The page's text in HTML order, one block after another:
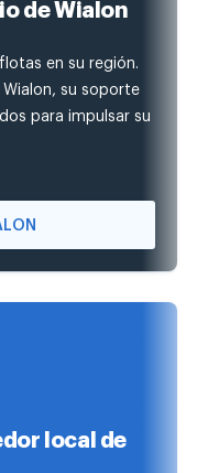
de Wialon
en su región.
su soporte
para impulsar su
local de